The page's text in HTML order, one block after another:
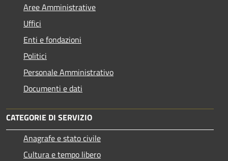
Aree Amministrative
Uffici
Enti e fondazioni
Politici
Personale Amministrativo
Documenti e dati
CATEGORIE DI SERVIZIO
Anagrafe e stato civile
Cultura e tempo libero